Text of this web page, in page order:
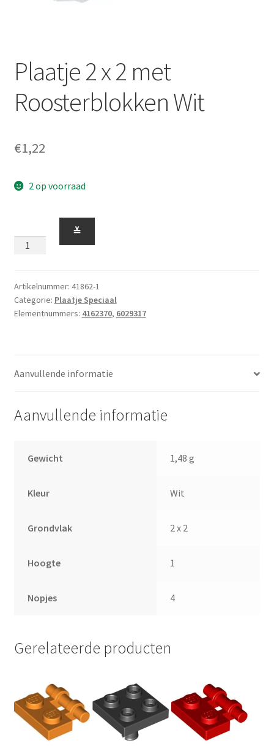
Plaatje 2 x 2 met
Roosterblokken Wit
€1,22
2 op voorraad
2
met
Roosterblokken
Wit
≚
Artikelnummer: 41862-1
Categorie: Plaatje Speciaal
Elementnummers: 4162370, 6029317
Aanvullende informatie
Aanvullende informatie
Gewicht 1,48 g
Kleur Wit
Grondvlak 2 x 2
Hoogte 1
Nopjes 4
Gerelateerde producten